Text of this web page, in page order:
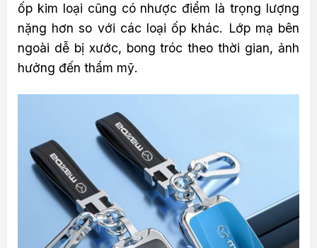
ốp kim loại cũng có nhược điểm là trọng lượng
nặng hơn so với các loại ốp khác. Lớp mạ bên
ngoài dễ bị xước, bong tróc theo thời gian, ảnh
hưởng đến thẩm mỹ.